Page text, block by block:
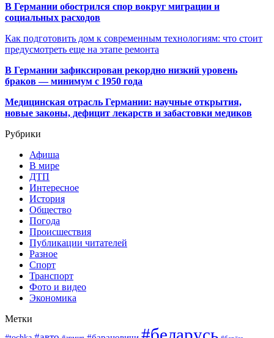
В Германии обострился спор вокруг миграции и
социальных расходов
Как подготовить дом к современным технологиям: что стоит
предусмотреть еще на этапе ремонта
В Германии зафиксирован рекордно низкий уровень
браков — минимум с 1950 года
Медицинская отрасль Германии: научные открытия,
новые законы, дефицит лекарств и забастовки медиков
Рубрики
Афиша
В мире
ДТП
Интересное
История
Общество
Погода
Происшествия
Публикации читателей
Разное
Спорт
Транспорт
Фото и видео
Экономика
Метки